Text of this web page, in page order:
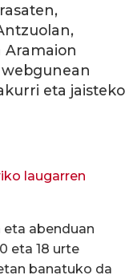
Aramaion
eta jaisteko
laugarren
eta abenduan
eta 18 urte
banatuko da